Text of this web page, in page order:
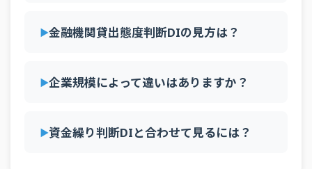
業
中小企業 実績
全産
2024年2Q
全産
業
大企業 実績
金融機関貸出態度判断DIの見方は？
企業規模によって違いはありますか？
資金繰り判断DIと合わせて見るには？